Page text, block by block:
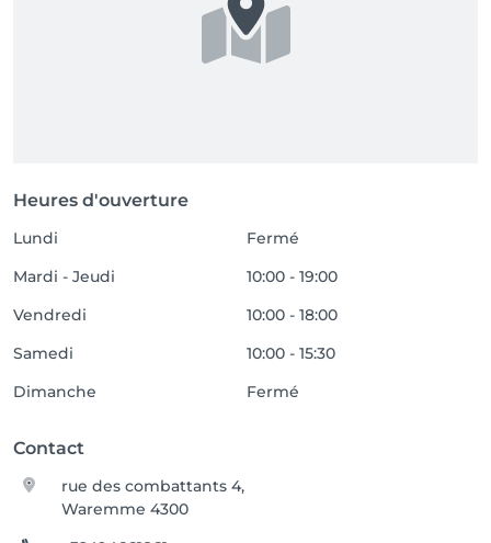
Heures d'ouverture
Lundi
Fermé
Mardi - Jeudi
10:00 - 19:00
Vendredi
10:00 - 18:00
Samedi
10:00 - 15:30
Dimanche
Fermé
Contact
rue des combattants 4,
Waremme 4300